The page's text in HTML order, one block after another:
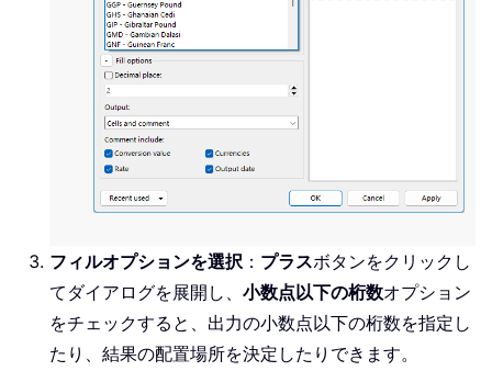
フィルオプションを選択 ： プラスボタンをクリックし
てダイアログを展開し、 小数点以下の桁数オプション
をチェックすると、出力の小数点以下の桁数を指定し
たり、結果の配置場所を決定したりできます。